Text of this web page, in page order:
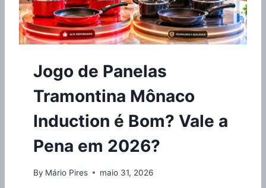
E
S
S
Ã
T
A
O
T
N
Jogo de Panelas
Tramontina Mônaco
Induction é Bom? Vale a
Pena em 2026?
By Mário Pires maio 31, 2026